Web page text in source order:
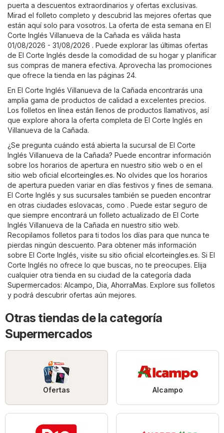
puerta a descuentos extraordinarios y ofertas exclusivas.
Mirad el folleto completo y descubrid las mejores ofertas que
están aquí solo para vosotros. La oferta de esta semana en El
Corte Inglés Villanueva de la Cañada es válida hasta
01/08/2026 - 31/08/2026 . Puede explorar las últimas ofertas
de El Corte Inglés desde la comodidad de su hogar y planificar
sus compras de manera efectiva. Aprovecha las promociones
que ofrece la tienda en las páginas 24.
En El Corte Inglés Villanueva de la Cañada encontrarás una
amplia gama de productos de calidad a excelentes precios.
Los folletos en línea están llenos de productos llamativos, así
que explore ahora la oferta completa de El Corte Inglés en
Villanueva de la Cañada.
¿Se pregunta cuándo está abierta la sucursal de El Corte
Inglés Villanueva de la Cañada? Puede encontrar información
sobre los horarios de apertura en nuestro sitio web o en el
sitio web oficial elcorteingles.es. No olvides que los horarios
de apertura pueden variar en días festivos y fines de semana.
El Corte Inglés y sus sucursales también se pueden encontrar
en otras ciudades eslovacas, como . Puede estar seguro de
que siempre encontrará un folleto actualizado de El Corte
Inglés Villanueva de la Cañada en nuestro sitio web.
Recopilamos folletos para ti todos los días para que nunca te
pierdas ningún descuento. Para obtener más información
sobre El Corte Inglés, visite su sitio oficial elcorteingles.es. Si El
Corte Inglés no ofrece lo que buscas, no te preocupes. Elija
cualquier otra tienda en su ciudad de la categoría dada
Supermercados: Alcampo Dia AhorraMas. Explore sus folletos
y podrá descubrir ofertas aún mejores.
Otras tiendas de la categoría
Supermercados
Ofertas Alcampo